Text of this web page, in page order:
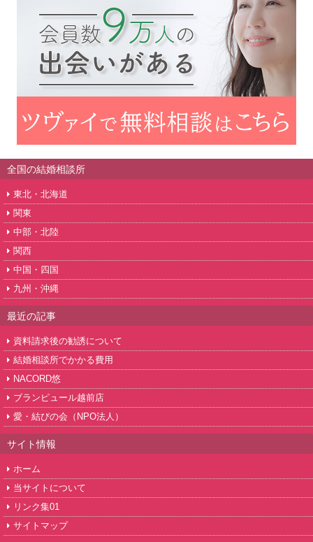
全国の結婚相談所
東北・北海道
関東
中部・北陸
関西
中国・四国
九州・沖縄
最近の記事
資料請求後の勧誘について
結婚相談所でかかる費用
NACORD悠
ブランピュール越前店
愛・結びの会（NPO法人）
サイト情報
ホーム
当サイトについて
リンク集01
サイトマップ